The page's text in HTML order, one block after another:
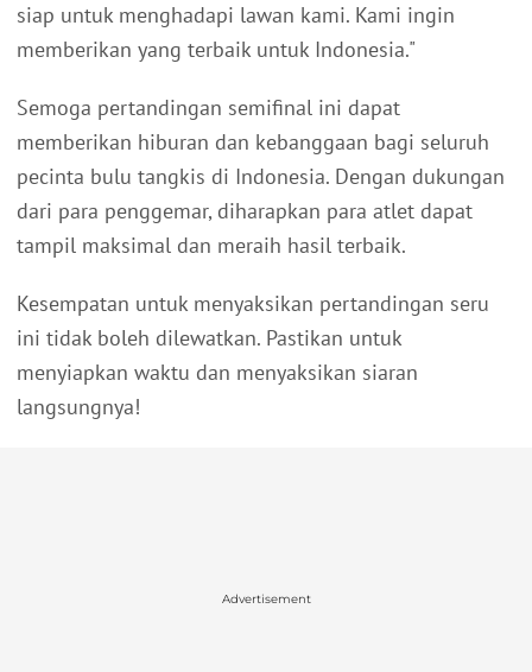
siap untuk menghadapi lawan kami. Kami ingin
memberikan yang terbaik untuk Indonesia."
Semoga pertandingan semifinal ini dapat
memberikan hiburan dan kebanggaan bagi seluruh
pecinta bulu tangkis di Indonesia. Dengan dukungan
dari para penggemar, diharapkan para atlet dapat
tampil maksimal dan meraih hasil terbaik.
Kesempatan untuk menyaksikan pertandingan seru
ini tidak boleh dilewatkan. Pastikan untuk
menyiapkan waktu dan menyaksikan siaran
langsungnya!
Advertisement